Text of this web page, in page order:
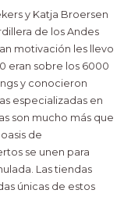
y Katja Broersen
de los Andes
motivación les llevo
eran sobre los 6000
y conocieron
especializadas en
son mucho más que
de
se unen para
Las tiendas
únicas de estos